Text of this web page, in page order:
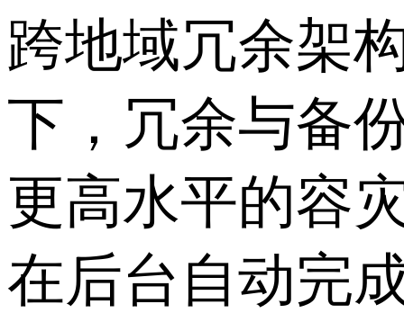
跨地域冗余架
下，冗余与备
更高水平的容
在后台自动完